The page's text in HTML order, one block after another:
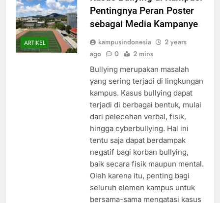
ARTIKEL
Kasus Bullying di Kampus:
Pentingnya Peran Poster
sebagai Media Kampanye
kampusindonesia
Bullying merupakan masalah
yang sering terjadi di lingkungan
kampus. Kasus bullying dapat
terjadi di berbagai bentuk, mulai
dari pelecehan verbal, fisik,
hingga cyberbullying. Hal ini
tentu saja dapat berdampak
negatif bagi korban bullying,
baik secara fisik maupun mental.
Oleh karena itu, penting bagi
seluruh elemen kampus untuk